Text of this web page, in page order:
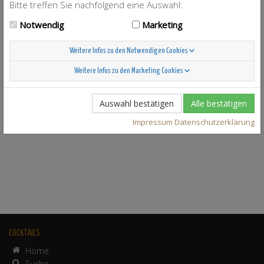
zu
Amaretto Sour
COCKTAILS
Home
Bitte treffen Sie nachfolgend eine Auswahl:
Notwendig
Marketing
Weitere Infos zu den Notwendigen Cookies
Weitere Infos zu den Marketing Cookies
Auswahl bestätigen Alle bestätigen
Impressum Datenschutzerklärung